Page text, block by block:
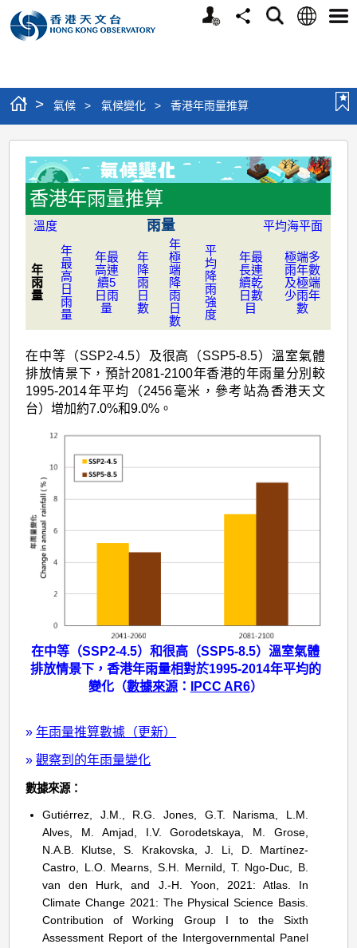
個
分
搜
語
選
> 氣候 > 氣候變化 > 香港年雨量推算
香
港
年
推
算
香港年雨量推算
溫度 雨量 平均海平面
年
雨
量
年
最
高
日
雨
量
年最
高連
續5
日雨
量
年
降
雨
日
數
年
極
端
降
雨
日
數
平
均
降
雨
強
度
年最
長連
續乾
日數
目
極端多
雨年數
及極端
少雨年
數
在中等（SSP2-4.5）及很高（SSP5-8.5）溫室氣體
排放情景下，預計2081-2100年香港的年雨量分別較
1995-2014年平均（2456毫米，參考站為香港天文
台）增加約7.0%和9.0%。
在中等（SSP2-4.5）和很高（SSP5-8.5）溫室氣體
排放情景下，香港年雨量相對於1995-2014年平均的
變化（數據來源： IPCC AR6）
» 年雨量推算數據（更新）
» 觀察到的年雨量變化
數據來源：
Gutiérrez, J.M., R.G. Jones, G.T. Narisma, L.M.
Alves, M. Amjad, I.V. Gorodetskaya, M. Grose,
N.A.B. Klutse, S. Krakovska, J. Li, D. Martínez-
Castro, L.O. Mearns, S.H. Mernild, T. Ngo-Duc, B.
van den Hurk, and J.-H. Yoon, 2021: Atlas. In
Climate Change 2021: The Physical Science Basis.
Contribution of Working Group I to the Sixth
Assessment Report of the Intergovernmental Panel